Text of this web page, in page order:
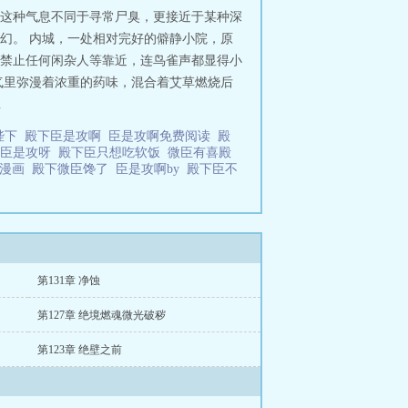
种气息不同于寻常尸臭，更接近于某种深
。 内城，一处相对完好的僻静小院，原
止任何闲杂人等靠近，连鸟雀声都显得小
弥漫着浓重的药味，混合着艾草燃烧后
下 殿下臣是攻啊 臣是攻啊免费阅读 殿
臣是攻呀 殿下臣只想吃软饭 微臣有喜殿
画 殿下微臣馋了 臣是攻啊by 殿下臣不
第131章 净蚀
第127章 绝境燃魂微光破秽
第123章 绝壁之前